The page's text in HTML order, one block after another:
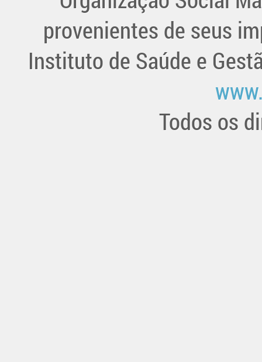
provenientes de seus
Instituto de Saúde e
Todos os